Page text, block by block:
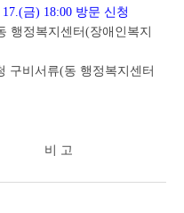
금) 18:00 방문 신청
행정복지센터(장애인복지
구비서류(동 행정복지센터
비 고